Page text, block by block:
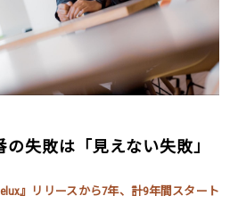
失敗は「見えない失敗」
』リリースから7年、計9年間スタート